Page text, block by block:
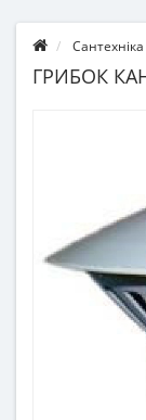
Сантехніка
ГРИБОК